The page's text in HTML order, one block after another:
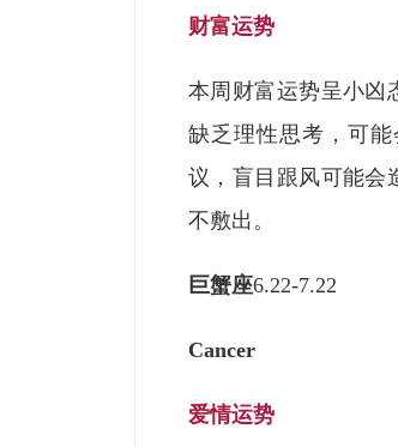
财富运势
本周财富运势呈小凶
缺乏理性思考，可
议，盲目跟风可能会
不敷出。
巨蟹座6.22-7.22
Cancer
爱情运势